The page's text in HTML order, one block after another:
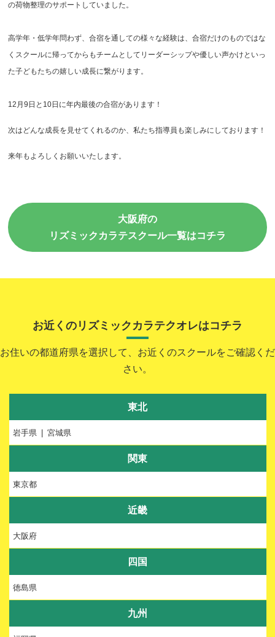
の荷物整理のサポートしていました。
高学年・低学年問わず、合宿を通しての様々な経験は、合宿だけのものではな
くスクールに帰ってからもチームとしてリーダーシップや優しい声かけといっ
た子どもたちの嬉しい成長に繋がります。
12月9日と10日に年内最後の合宿があります！
次はどんな成長を見せてくれるのか、私たち指導員も楽しみにしております！
来年もよろしくお願いいたします。
大阪府の
リズミックカラテスクール一覧はコチラ
お近くのリズミックカラテクオレはコチラ
お住いの都道府県を選択して、お近くのスクールをご確認くだ
さい。
東北
岩手県 宮城県
関東
東京都
近畿
大阪府
四国
徳島県
九州